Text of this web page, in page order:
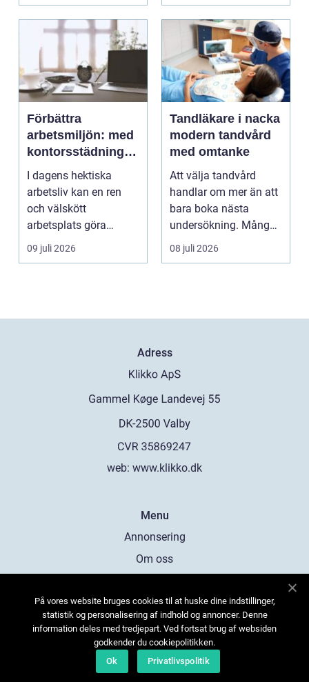
Förbättra
arbetsmiljön: med
kontorsstädning i
Stockholm
I dagens hektiska
arbetsliv kan en ren
och välskött
arbetsplats göra
underverk fö...
09 juli 2026
Tandläkare i nacka
modern tandvård
med omtanke
Att välja tandvård
handlar om mer än att
bara boka nästa
undersökning. Många
vill ha en tandläkare
s...
08 juli 2026
Adress
web: www.klikko.dk
Menu
Annonsering
Om oss
Kontakta oss
Sitemap
På vores website bruges cookies til at huske dine indstillinger,
statistik og personalisering af indhold og annoncer. Denne
information deles med tredjepart. Ved fortsat brug af websiden
godkender du cookiepolitikken.
Ok
Privatlivspolitik